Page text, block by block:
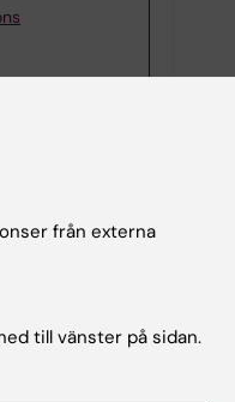
171
Tel:
från externa
till vänster på sidan.